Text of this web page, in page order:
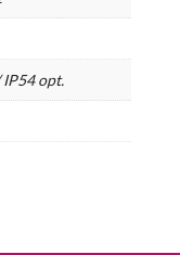
IP54 opt.